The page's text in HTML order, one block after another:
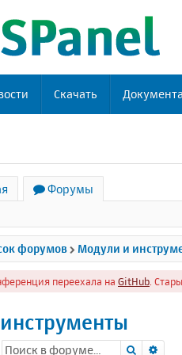
Скачать
Форумы
форумов Модули и
переехала на GitHub .
Поиск